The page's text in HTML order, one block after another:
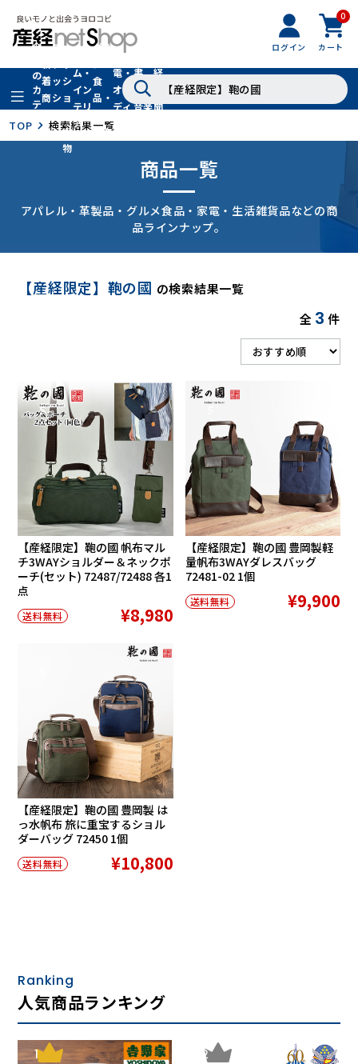
ログイン
0
カート
全
の
カ
テ
リ
着
商
品
フ
ッ
シ
ョ
ン
フ
ァ
シ
ョ
ン
小
物
ム・
イン
テリ
ア
グル
食
品・
ドリ
ンク
家
電・
オー
ディ
オ
書
籍・
音楽
経
聞
TOP 検索結果一覧
商品一覧
アパレル・革製品・グルメ食品・家電・生活雑貨品などの商
品ラインナップ。
【産経限定】鞄の國 の検索結果一覧
全 3 件
SALE
【産経限定】鞄の國 帆布マル
チ3WAYショルダー＆ネックポ
ーチ(セット) 72487/72488 各1
点
送料無料 ¥8,980
SALE
【産経限定】鞄の國 豊岡製軽
量帆布3WAYダレスバッグ
72481-02 1個
送料無料 ¥9,900
【産経限定】鞄の國 豊岡製 は
っ水帆布 旅に重宝するショル
ダーバッグ 72450 1個
送料無料 ¥10,800
Ranking
人気商品ランキング
1 2